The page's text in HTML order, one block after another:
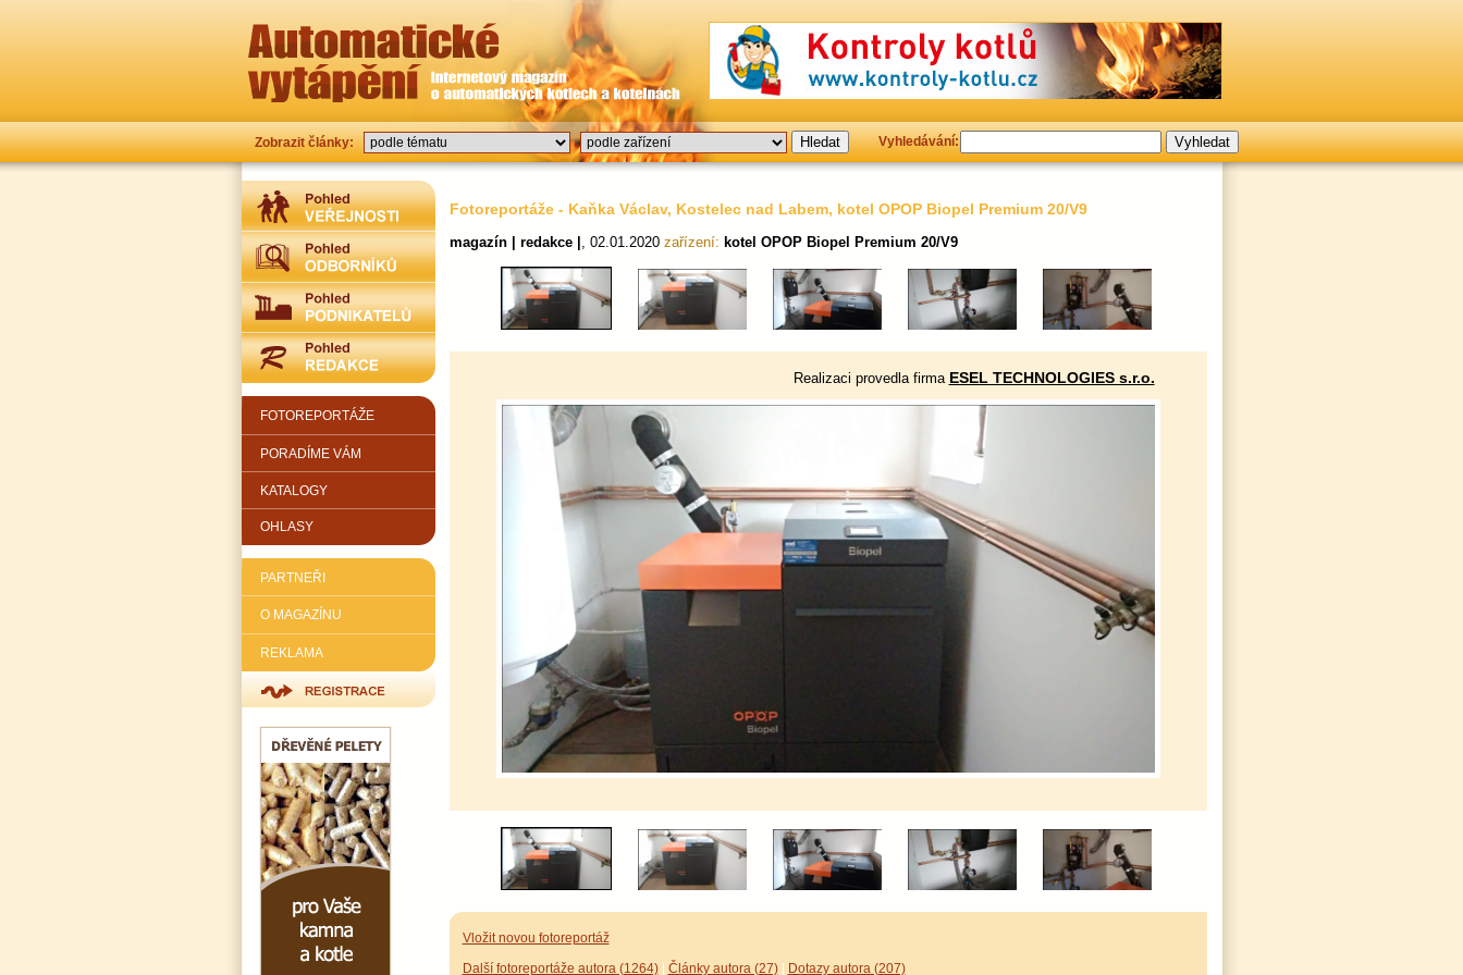
Vyhledávání:
Zobrazit články:
FOTOREPORTÁŽE
PORADÍME VÁM
KATALOGY
OHLASY
PARTNEŘI
O MAGAZÍNU
REKLAMA
Fotoreportáže - Kaňka Václav, Kostelec nad Labem, kotel OPOP Biopel Premium 20/V9
magazín | redakce | , 02.01.2020 zařízení: kotel OPOP Biopel Premium 20/V9
Realizaci provedla firma ESEL TECHNOLOGIES s.r.o.
Vložit novou fotoreportáž
Další fotoreportáže autora (1264) | Články autora (27) | Dotazy autora (207)